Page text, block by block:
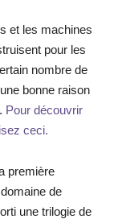
et les machines
pour les
nombre de
bonne raison
Pour découvrir
ceci.
première
de
une trilogie de